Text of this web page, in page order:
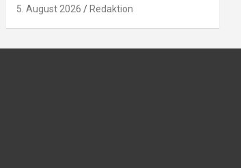
5. August 2026 Redaktion